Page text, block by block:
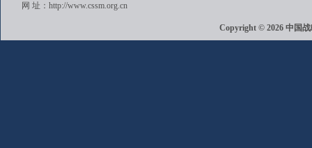
网 址：http://www.cssm.org.cn
Copyright © 2026 中国